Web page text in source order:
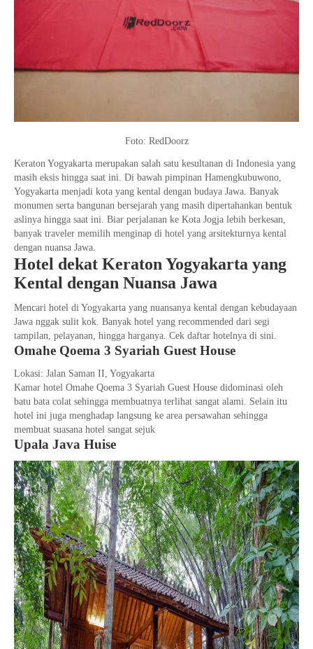
Foto: RedDoorz
Keraton Yogyakarta merupakan salah satu kesultanan di Indonesia yang
masih eksis hingga saat ini. Di bawah pimpinan Hamengkubuwono,
Yogyakarta menjadi kota yang kental dengan budaya Jawa. Banyak
monumen serta bangunan bersejarah yang masih dipertahankan bentuk
aslinya hingga saat ini. Biar perjalanan ke Kota Jogja lebih berkesan,
banyak traveler memilih menginap di hotel yang arsitekturnya kental
dengan nuansa Jawa.
Hotel dekat Keraton Yogyakarta yang
Kental dengan Nuansa Jawa
Mencari hotel di Yogyakarta yang nuansanya kental dengan kebudayaan
Jawa nggak sulit kok. Banyak hotel yang recommended dari segi
tampilan, pelayanan, hingga harganya. Cek daftar hotelnya di sini.
Omahe Qoema 3 Syariah Guest House
Lokasi: Jalan Saman II, Yogyakarta
Kamar hotel Omahe Qoema 3 Syariah Guest House didominasi oleh
batu bata colat sehingga membuatnya terlihat sangat alami. Selain itu
hotel ini juga menghadap langsung ke area persawahan sehingga
membuat suasana hotel sangat sejuk
Upala Java Huise